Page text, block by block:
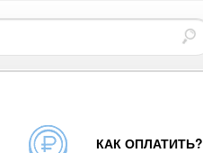
КАК ОПЛАТИТЬ?